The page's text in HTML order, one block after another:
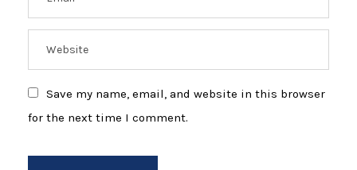
Save my name, email, and website in this browser
for the next time I comment.